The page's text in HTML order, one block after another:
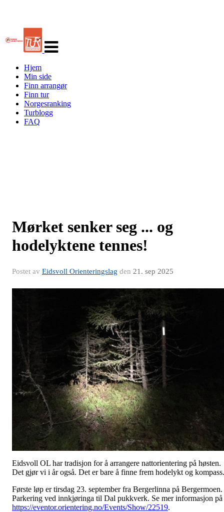
navigasjon
Hjem
Min side
Finn arrangør
Finn tur
Norgesranking
Turblogg
FAQ
Mørket senker seg ... og
hodelyktene tennes!
Postet av Eidsvoll Orienteringslag den 21. sep 2025
Eidsvoll OL har tradisjon for å arrangere nattorientering på høsten.
Det gjør vi i år også. Det er bare å finne frem hodelykt og kompass.
Første løp er tirsdag 23. september fra Bergerlinna på Bergermoen.
Parkering ved innkjøringa til Dal pukkverk. Se mer informasjon på
https://eventor.orientering.no/Events/Show/22519.